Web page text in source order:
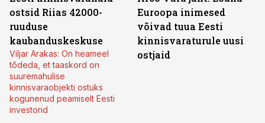
ostsid Riias 42000-
ruuduse
kaubanduskeskuse
Viljar Arakas: On heameel
tõdeda, et taaskord on
suuremahulise
kinnisvaraobjekti ostuks
kogunenud peamiselt Eesti
investorid
Euroopa inimesed
võivad tuua Eesti
kinnisvaraturule uusi
ostjaid